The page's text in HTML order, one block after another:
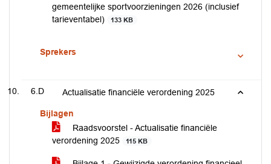
gemeentelijke sportvoorzieningen 2026 (inclusief
tarieventabel)
133 KB
Sprekers
6.D Actualisatie financiële verordening 2025
Bijlagen
Raadsvoorstel - Actualisatie financiële
verordening 2025
115 KB